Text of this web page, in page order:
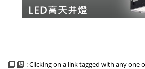
: Clicking on a link tagged with any one